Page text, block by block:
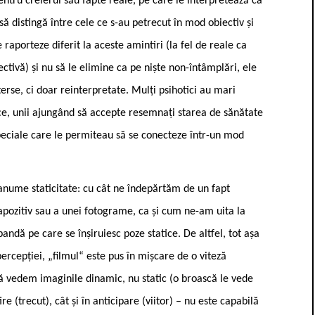
distingă între cele ce s-au petrecut în mod obiectiv și
raporteze diferit la aceste amintiri (la fel de reale ca
și nu să le elimine ca pe niște non-întâmplări, ele
ci doar reinterpretate. Mulți psihotici au mari
unii ajungând să accepte resemnați starea de sănătate
care le permiteau să se conecteze într-un mod
staticitate: cu cât ne îndepărtăm de un fapt
sau a unei fotograme, ca și cum ne-am uita la
pe care se înșiruiesc poze statice. De altfel, tot așa
„filmul“ este pus în mișcare de o viteză
imaginile dinamic, nu static (o broască le vede
(trecut), cât și în anticipare (viitor) – nu este capabilă